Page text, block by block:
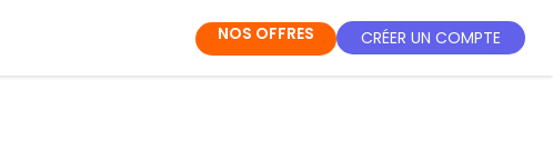
NOS OFFRES CRÉER UN COMPTE